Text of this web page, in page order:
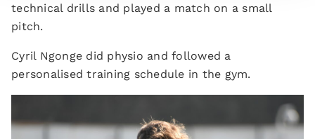
technical drills and played a match on a small
pitch.
Cyril Ngonge did physio and followed a
personalised training schedule in the gym.